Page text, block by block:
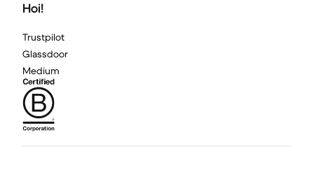
Hoi!
Trustpilot
Glassdoor
Medium